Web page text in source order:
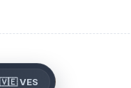
🇻🇪 VES